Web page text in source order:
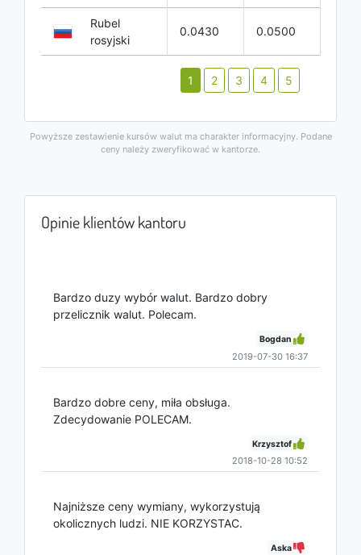
Rubel
rosyjski
0.0430 0.0500
1 2 3 4 5
Powyższe zestawienie kursów walut ma charakter informacyjny. Podane
ceny należy zweryfikować w kantorze.
Opinie klientów kantoru
Bardzo duzy wybór walut. Bardzo dobry
przelicznik walut. Polecam.
Bogdan
2019-07-30 16:37
Bardzo dobre ceny, miła obsługa.
Zdecydowanie POLECAM.
Krzysztof
2018-10-28 10:52
Najniższe ceny wymiany, wykorzystują
okolicznych ludzi. NIE KORZYSTAC.
Aska